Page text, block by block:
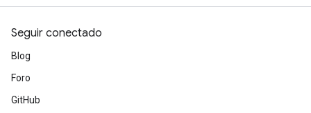
Seguir conectado
Blog
Foro
GitHub